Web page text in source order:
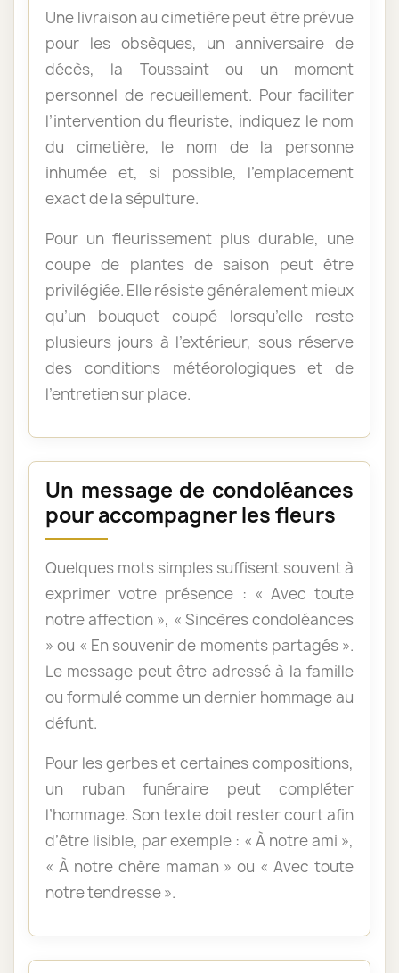
Une livraison au cimetière peut être prévue
pour les obsèques, un anniversaire de
décès, la Toussaint ou un moment
personnel de recueillement. Pour faciliter
l’intervention du fleuriste, indiquez le nom
du cimetière, le nom de la personne
inhumée et, si possible, l’emplacement
exact de la sépulture.
Pour un fleurissement plus durable, une
coupe de plantes de saison peut être
privilégiée. Elle résiste généralement mieux
qu’un bouquet coupé lorsqu’elle reste
plusieurs jours à l’extérieur, sous réserve
des conditions météorologiques et de
l’entretien sur place.
Un message de condoléances
pour accompagner les fleurs
Quelques mots simples suffisent souvent à
exprimer votre présence : « Avec toute
notre affection », « Sincères condoléances
» ou « En souvenir de moments partagés ».
Le message peut être adressé à la famille
ou formulé comme un dernier hommage au
défunt.
Pour les gerbes et certaines compositions,
un ruban funéraire peut compléter
l’hommage. Son texte doit rester court afin
d’être lisible, par exemple : « À notre ami »,
« À notre chère maman » ou « Avec toute
notre tendresse ».